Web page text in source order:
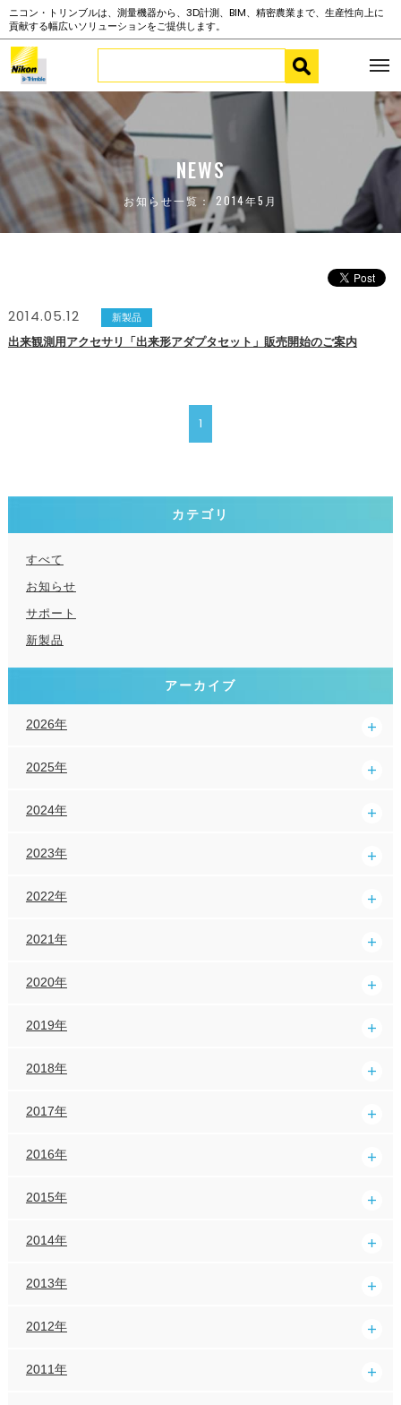
ニコン・トリンブルは、測量機器から、3D計測、BIM、精密農業まで、生産性向上に
貢献する幅広いソリューションをご提供します。
NEWS
お知らせ一覧： 2014年5月
2014.05.12 新製品
出来観測用アクセサリ「出来形アダプタセット」販売開始のご案内
1
カテゴリ
すべて
お知らせ
サポート
新製品
アーカイブ
2026年
2025年
2024年
2023年
2022年
2021年
2020年
2019年
2018年
2017年
2016年
2015年
2014年
2013年
2012年
2011年